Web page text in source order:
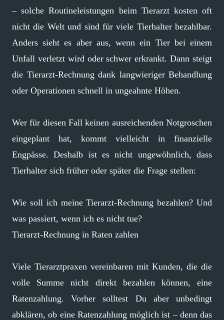
– solche Routineleistungen beim Tierarzt kosten oft
nicht die Welt und sind für viele Tierhalter bezahlbar.
Anders sieht es aber aus, wenn ein Tier bei einem
Unfall verletzt wird oder schwer erkrankt. Dann steigt
die Tierarzt-Rechnung dank langwieriger Behandlung
oder Operationen schnell in ungeahnte Höhen.
Wer für diesen Fall keinen ausreichenden Notgroschen
eingeplant hat, kommt vielleicht in finanzielle
Engpässe. Deshalb ist es nicht ungewöhnlich, dass
Tierhalter sich früher oder später die Frage stellen:
Wie soll ich meine Tierarzt-Rechnung bezahlen? Und
was passiert, wenn ich es nicht tue?
Tierarzt-Rechnung in Raten zahlen
Viele Tierarztpraxen vereinbaren mit Kunden, die die
volle Summe nicht direkt bezahlen können, eine
Ratenzahlung. Vorher solltest Du aber unbedingt
abklären, ob eine Ratenzahlung möglich ist – denn das